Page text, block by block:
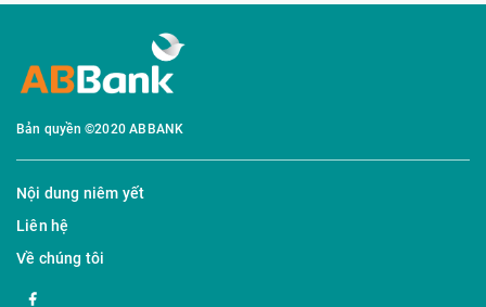
Bản quyền ©2020 ABBANK
Nội dung niêm yết
Liên hệ
Về chúng tôi